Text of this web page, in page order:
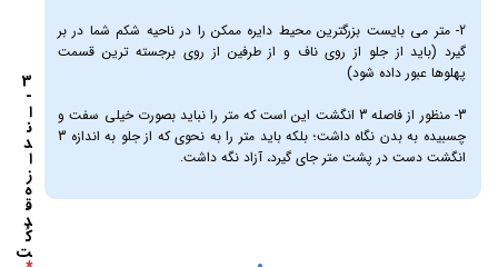
3
-
ا
ن
د
ا
ز
ه
ق
د
کُ
ت
2- متر می بایست بزرگترین محیط دایره ممکن را در ناحیه شکم شما در بر
گیرد (باید از جلو از روی ناف و از طرفین از روی برجسته ترین قسمت
پهلوها عبور داده شود)
3- منظور از فاصله 3 انگشت این است که متر را نباید بصورت خیلی سفت و
چسبیده به بدن نگاه داشت؛ بلکه باید متر را به نحوی که از جلو به اندازه 3
انگشت دست در پشت متر جای گیرد، آزاد نگه داشت.